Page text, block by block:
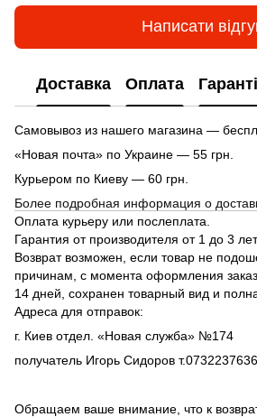
Написати
Доставка Оплата
Самовывоз из нашего магазина —
«Новая почта» по Украине — 55 грн.
Курьером по Киеву — 60 грн.
Более подробная информация о
Оплата курьеру или послеплата.
Гарантия от производителя от 1 до 3
Возврат возможен, если товар не
причинам, с момента оформления
14 дней, сохранен товарный вид и
Адреса для отправок:
г. Киев отдел. «Новая служба» №174
получатель Игорь Сидоров т.0732237636
Обращаем ваше внимание, что к